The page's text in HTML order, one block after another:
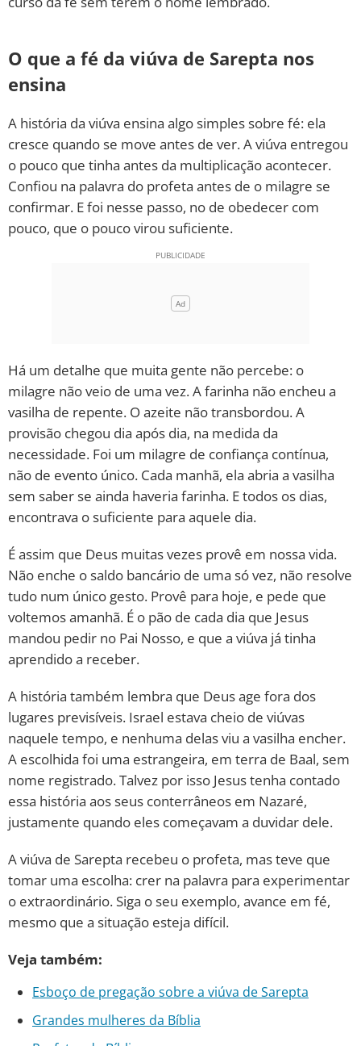
O que a fé da viúva de Sarepta nos
ensina
A história da viúva ensina algo simples sobre fé: ela
cresce quando se move antes de ver. A viúva entregou
o pouco que tinha antes da multiplicação acontecer.
Confiou na palavra do profeta antes de o milagre se
confirmar. E foi nesse passo, no de obedecer com
pouco, que o pouco virou suficiente.
Há um detalhe que muita gente não percebe: o
milagre não veio de uma vez. A farinha não encheu a
vasilha de repente. O azeite não transbordou. A
provisão chegou dia após dia, na medida da
necessidade. Foi um milagre de confiança contínua,
não de evento único. Cada manhã, ela abria a vasilha
sem saber se ainda haveria farinha. E todos os dias,
encontrava o suficiente para aquele dia.
É assim que Deus muitas vezes provê em nossa vida.
Não enche o saldo bancário de uma só vez, não resolve
tudo num único gesto. Provê para hoje, e pede que
voltemos amanhã. É o pão de cada dia que Jesus
mandou pedir no Pai Nosso, e que a viúva já tinha
aprendido a receber.
A história também lembra que Deus age fora dos
lugares previsíveis. Israel estava cheio de viúvas
naquele tempo, e nenhuma delas viu a vasilha encher.
A escolhida foi uma estrangeira, em terra de Baal, sem
nome registrado. Talvez por isso Jesus tenha contado
essa história aos seus conterrâneos em Nazaré,
justamente quando eles começavam a duvidar dele.
A viúva de Sarepta recebeu o profeta, mas teve que
tomar uma escolha: crer na palavra para experimentar
o extraordinário. Siga o seu exemplo, avance em fé,
mesmo que a situação esteja difícil.
Veja também:
Esboço de pregação sobre a viúva de Sarepta
Grandes mulheres da Bíblia